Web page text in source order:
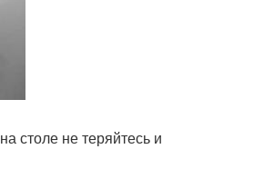
столе не теряйтесь и